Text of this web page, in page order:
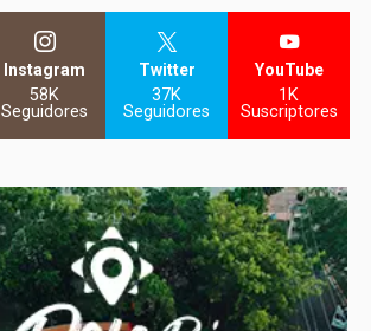
Instagram
58K
Seguidores
Twitter
37K
Seguidores
YouTube
1K
Suscriptores